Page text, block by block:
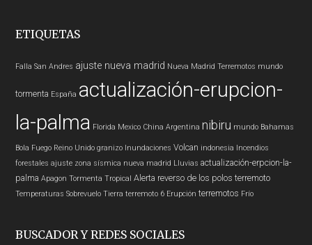
ETIQUETAS
Falla San Andres ajuste nueva madrid Nueva Madrid Terremotos mundo
tormenta España actualización-erupcion-
la-palma Florida Mexico China Argentina nibiru mundo Bahamas
Bola Fuego Reino Unido granizo Inundaciones Volcan indonesia Incendios
forestales ajuste zona sísmica nueva madrid Lluvias actualización-erpcion-la-
palma Apagon Tormenta Tropical Alerta reverso de los polos terremoto
Temperaturas Sobrevuelo Tierra terremoto 6 Erupción terremotos Frío
BUSCADOR Y REDES SOCIALES